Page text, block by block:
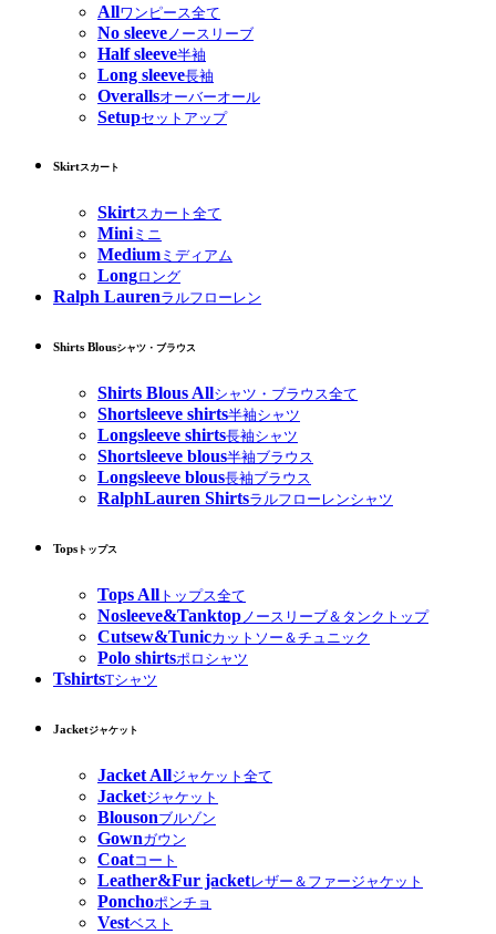
Allワンピース全て
No sleeve ノースリーブ
Half sleeve半袖
Long sleeve長袖
Overallsオーバーオール
Setupセットアップ
Skirtスカート
Skirtスカート全て
Miniミニ
Medium ミディアム
Longロング
Ralph Laurenラルフローレン
Shirts Blousシャツ・ブラウス
Shirts Blous Allシャツ・ブラウス全て
Shortsleeve shirts半袖シャツ
Longsleeve shirts長袖シャツ
Shortsleeve blous半袖ブラウス
Longsleeve blous長袖ブラウス
RalphLauren Shirtsラルフローレンシャツ
Tops トップス
Tops All トップス全て
Nosleeve&Tanktopノースリーブ＆タンクトップ
Cutsew&Tunicカットソー＆チュニック
Polo shirtsポロシャツ
TshirtsTシャツ
Jacketジャケット
Jacket Allジャケット全て
Jacketジャケット
Blousonブルゾン
Gownガウン
Coatコート
Leather&Fur jacketレザー＆ファージャケット
Ponchoポンチョ
Vestベスト